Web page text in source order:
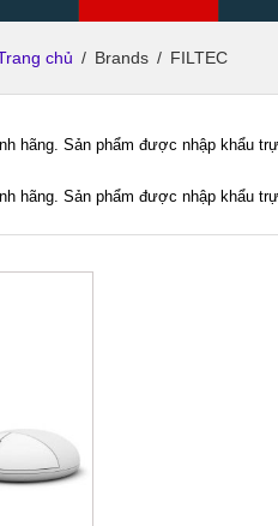
chủ / Brands / FILTEC
hãng. Sản phẩm được nhập khẩu
hãng. Sản phẩm được nhập khẩu